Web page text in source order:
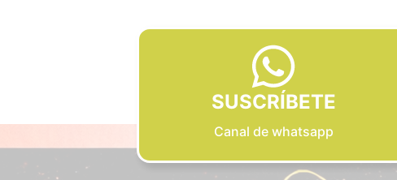
SUSCRÍBETE
Canal de whatsapp